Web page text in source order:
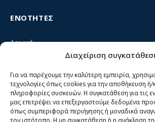
Διαχείριση
Για να παρέχουμε την καλύτερη εμπειρία,
τεχνολογίες όπως cookies για την αποθήκευση
πληροφορίες συσκευών. Η συγκατάθεση για τις
μας επιτρέψει να επεξεργαστούμε δεδομένα
όπως συμπεριφορά περιήγησης ή μοναδικά
τον ιστότοπο. Η μη συγκατάθεση ή η ανάκληση
ΕΝΟΤΗΤΕΣ
Αρχική
Κίνημα ΝΙΚΗ – Ποιοι είμαστε, αρχές &
Θέσεις
Πρόσωπα
Όργανα και ομάδες